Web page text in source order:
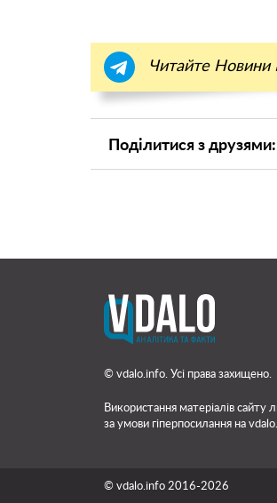
Читайте Новини
Поділитися з друзями:
© vdalo.info. Усі права захищено.
Використання матеріалів сайту
за умови гіперпосилання на
© vdalo.info 2016-2026